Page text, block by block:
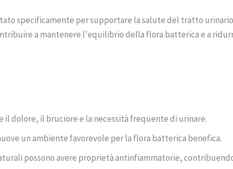
specificamente per supportare la salute del tratto
a mantenere l'equilibrio della flora batterica e a
il dolore, il bruciore e la necessità frequente di urinare.
un ambiente favorevole per la flora batterica benefica.
possono avere proprietà antinfiammatorie,